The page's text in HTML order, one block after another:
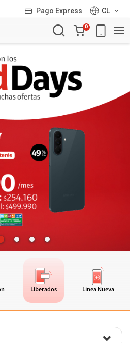
Pago Express
CL
Carro
de
0
Liberados Línea Nueva